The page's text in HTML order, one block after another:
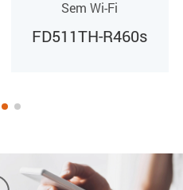
Sem Wi-Fi
FD711G-F360